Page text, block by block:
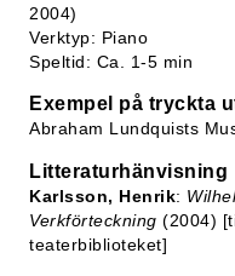
2004)
Verktyp: Piano
Speltid: Ca. 1-5 min
Exempel på tryckta
Abraham Lundquists
Litteraturhänvisning
Karlsson, Henrik:
Verkförteckning (2004)
teaterbiblioteket]